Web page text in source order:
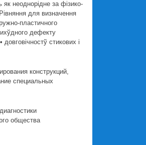
як неоднорiдне за фiзико-
для визначення
пластичного
дефекту
стикових i
конструкций,
специальных
общества